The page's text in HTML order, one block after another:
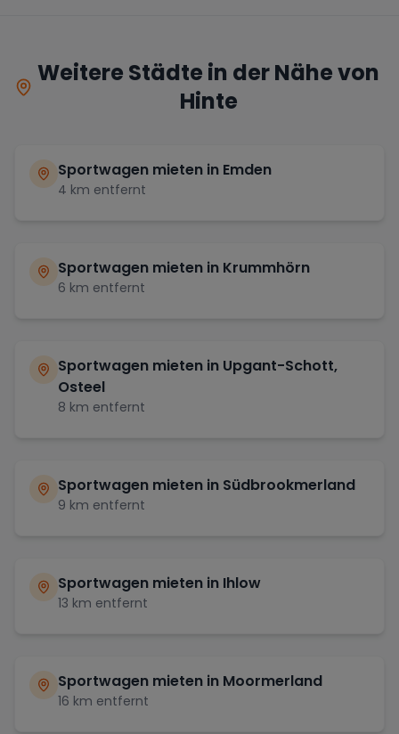
Weitere Städte in der Nähe von
Hinte
Sportwagen mieten in Emden
4 km entfernt
Sportwagen mieten in Krummhörn
6 km entfernt
Sportwagen mieten in Upgant-Schott,
Osteel
8 km entfernt
Sportwagen mieten in Südbrookmerland
9 km entfernt
Sportwagen mieten in Ihlow
13 km entfernt
Sportwagen mieten in Moormerland
16 km entfernt